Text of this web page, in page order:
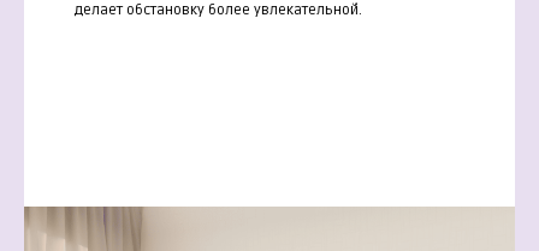
делает обстановку более увлекательной.